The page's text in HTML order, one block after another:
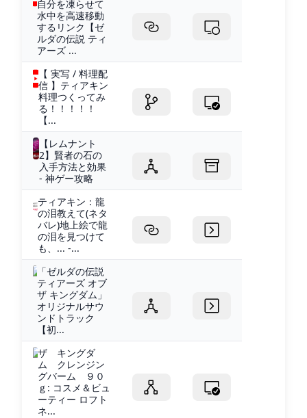
自分を凍らせて
水中を高速移動
するリンク【ゼ
ルダの伝説 ティ
アーズ ...
【 実写 / 料理配
信 】ティアキン
料理つくってみ
る！！！！！
【...
【レムナント
2】賢者の石の
入手方法と効果
- 神ゲー攻略
ティアキン：龍
の泪教えて(ネタ
バレ)地上絵で龍
の泪を見つけて
も、... -...
「ゼルダの伝説
ティアーズ オブ
ザ キングダム」
オリジナルサウ
ンドトラック
【初...
ザ キングダ
ム クレンジン
グバーム ９０
ｇ: コスメ＆ビュ
ーティー ロフト
ネ...